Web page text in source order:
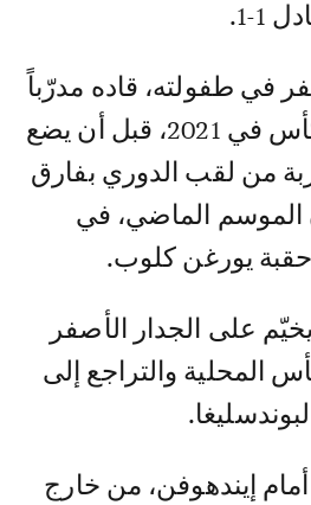
1-1.
في طفولته، قاده مدرّباً
موقتاً إلى لقب الكأس في 2021، قبل أن يضع
من لقب الدوري بفارق
الموسم الماضي، في
يورغن كلوب.
على الجدار الأصفر
المحلية والتراجع إلى
إيندهوفن، من خارج